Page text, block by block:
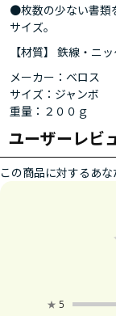
●枚数の少ない書類
サイズ。
【材質】 鉄線・ニ
メーカー：ベロス
サイズ：ジャンボ
重量：２００ｇ
ユーザーレビ
この商品に対するあ
★ 5